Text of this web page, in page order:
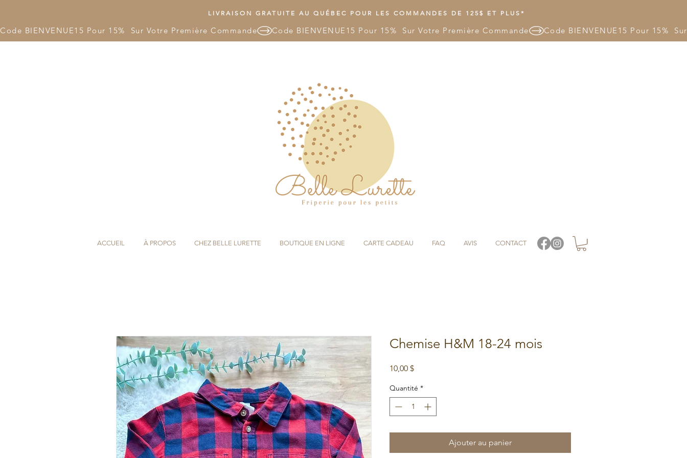
LIVRAISON GRATUITE AU QUÉBEC POUR LES COMMANDES DE 125$ ET PLUS*
Code BIENVENUE15 Pour 15%  Sur Votre Première Commande
ACCUEIL À PROPOS CHEZ BELLE LURETTE BOUTIQUE EN LIGNE CARTE CADEAU FAQ AVIS CONTACT
Chemise H&M 18-24 mois
10,00 $Prix
Quantité *
Ajouter au panier